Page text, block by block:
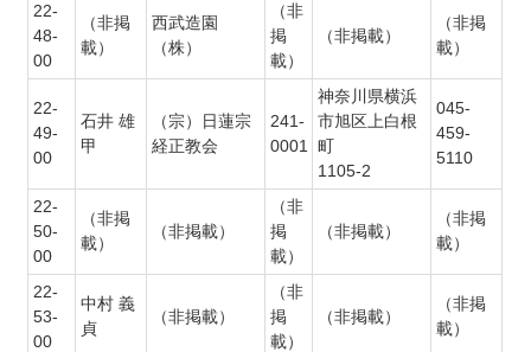
22-
48-
00
（非掲
載）
西武造園
（株）
（非
掲
載）
（非掲載）
（非掲
載）
22-
49-
00
石井 雄
甲
（宗）日蓮宗
経正教会
241-
0001
神奈川県横浜
市旭区上白根
町
1105-2
045-
459-
5110
22-
50-
00
（非掲
載）
（非掲載）
（非
掲
載）
（非掲載）
（非掲
載）
22-
53-
00
中村 義
貞
（非掲載）
（非
掲
載）
（非掲載）
（非掲
載）